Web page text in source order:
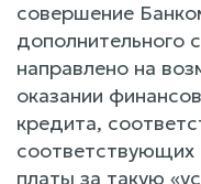
совершение
дополнительного
направлено на
оказании
кредита,
платы за такую